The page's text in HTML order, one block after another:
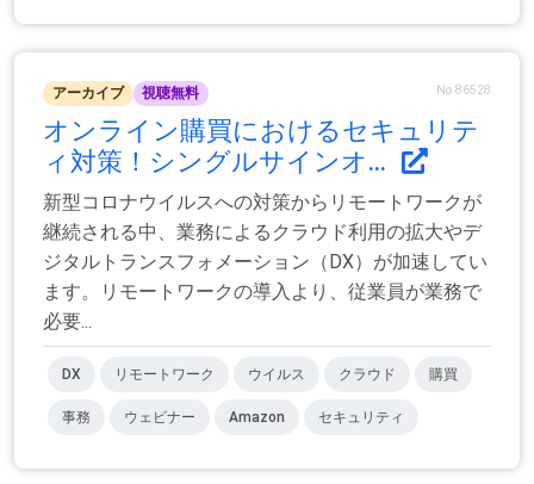
アーカイブ 視聴無料 No.86528
オンライン購買におけるセキュリテ
ィ対策！シングルサインオ...
新型コロナウイルスへの対策からリモートワークが
継続される中、業務によるクラウド利用の拡大やデ
ジタルトランスフォメーション（DX）が加速してい
ます。リモートワークの導入より、従業員が業務で
必要...
DX リモートワーク ウイルス クラウド 購買
事務 ウェビナー Amazon セキュリティ